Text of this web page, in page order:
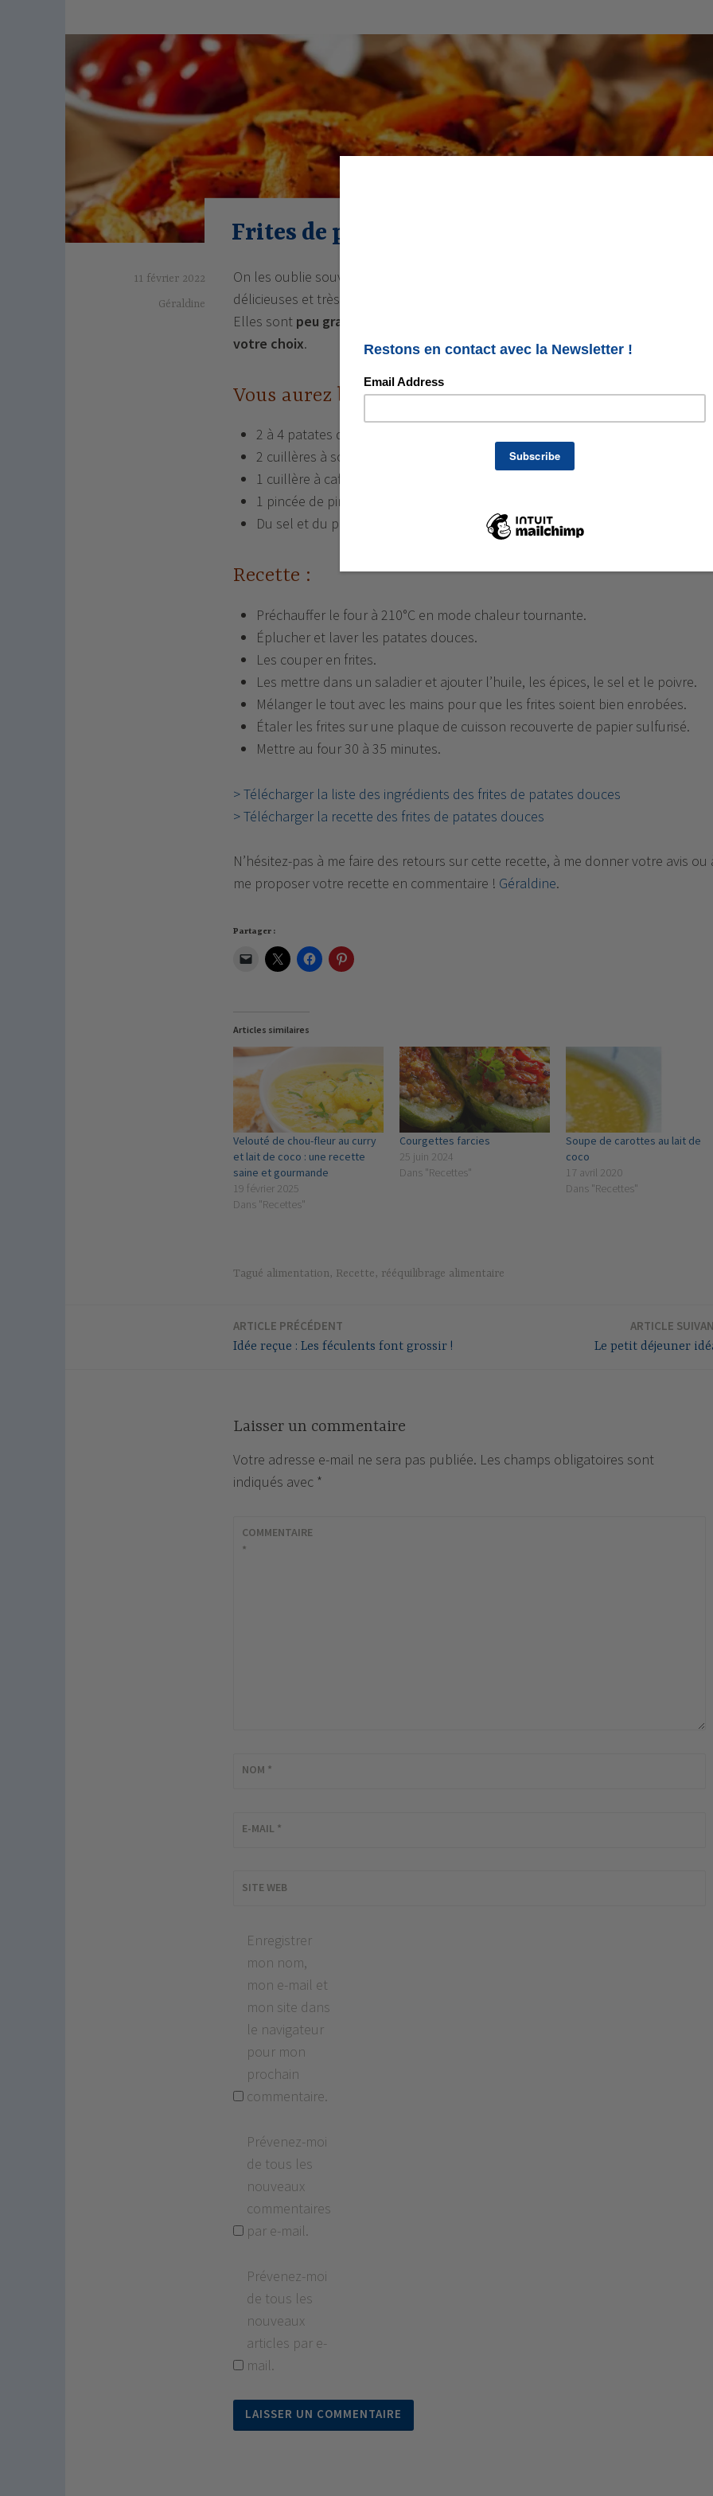
Frites de patates douces
11 février 2022
Géraldine
On les oublie souvent mais
délicieuses et très faciles à faire.
Elles sont peu grasses
votre choix.
Vous aurez besoin de :
2 à 4 patates douces en fonction de leur taille
2 cuillères à soupe d‘huile d’olive
1 cuillère à café de paprika
1 pincée de piment d’Espelette
Du sel et du poivre
Recette :
Préchauffer le four à 210°C en mode chaleur tournante.
Éplucher et laver les patates douces.
Les couper en frites.
Les mettre dans un saladier et ajouter l’huile, les épices, le sel et le poivre.
Mélanger le tout avec les mains pour que les frites soient bien enrobées.
Étaler les frites sur une plaque de cuisson recouverte de papier sulfurisé.
Mettre au four 30 à 35 minutes.
> Télécharger la liste des ingrédients des frites de patates douces
> Télécharger la recette des frites de patates douces
N’hésitez-pas à me faire des retours sur cette recette, à me donner votre avis ou
me proposer votre recette en commentaire ! Géraldine.
Partager :
Articles similaires
Velouté de chou-fleur au curry
et lait de coco : une recette
saine et gourmande
19 février 2025
Dans "Recettes"
Courgettes farcies
25 juin 2024
Dans "Recettes"
Soupe de carottes au lait de
coco
17 avril 2020
Dans "Recettes"
Tagué alimentation, Recette, rééquilibrage alimentaire
ARTICLE PRÉCÉDENT
Idée reçue : Les féculents font grossir !
ARTICLE
Le petit déjeuner
Laisser un commentaire
Votre adresse e-mail ne sera pas publiée. Les champs obligatoires sont
indiqués avec *
COMMENTAIRE
*
NOM *
E-MAIL *
SITE WEB
Enregistrer
mon nom,
mon e-mail et
mon site dans
le navigateur
pour mon
prochain
commentaire.
Prévenez-moi
de tous les
nouveaux
commentaires
par e-mail.
Prévenez-moi
de tous les
nouveaux
articles par e-
mail.